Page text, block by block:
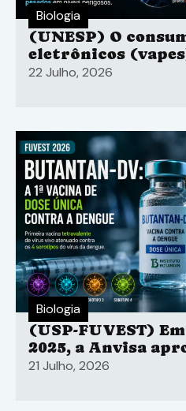
Biologia
(UNESP) O
eletrônicos
aumento do risco
22 Julho, 2026
Biologia
(USP-FUVEST)
2025, a Anvisa
da Butantan-DV,
21 Julho, 2026